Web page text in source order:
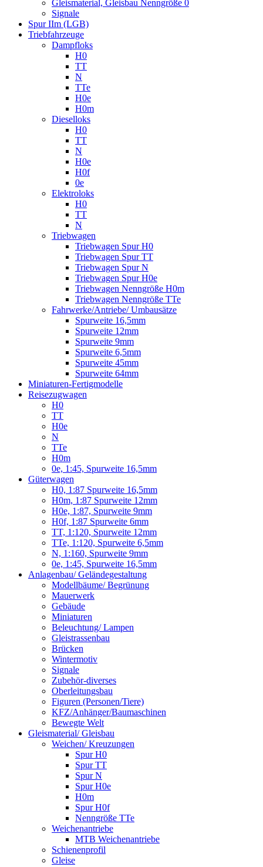
Gleismaterial, Gleisbau Nenngröße 0
Signale
Spur IIm (LGB)
Triebfahrzeuge
Dampfloks
H0
TT
N
TTe
H0e
H0m
Dieselloks
H0
TT
N
H0e
H0f
0e
Elektroloks
H0
TT
N
Triebwagen
Triebwagen Spur H0
Triebwagen Spur TT
Triebwagen Spur N
Triebwagen Spur H0e
Triebwagen Nenngröße H0m
Triebwagen Nenngröße TTe
Fahrwerke/Antriebe/ Umbausätze
Spurweite 16,5mm
Spurweite 12mm
Spurweite 9mm
Spurweite 6,5mm
Spurweite 45mm
Spurweite 64mm
Miniaturen-Fertigmodelle
Reisezugwagen
H0
TT
H0e
N
TTe
H0m
0e, 1:45, Spurweite 16,5mm
Güterwagen
H0, 1:87 Spurweite 16,5mm
H0m, 1:87 Spurweite 12mm
H0e, 1:87, Spurweite 9mm
H0f, 1:87 Spurweite 6mm
TT, 1:120, Spurweite 12mm
TTe, 1:120, Spurweite 6,5mm
N, 1:160, Spurweite 9mm
0e, 1:45, Spurweite 16,5mm
Anlagenbau/ Geländegestaltung
Modellbäume/ Begrünung
Mauerwerk
Gebäude
Miniaturen
Beleuchtung/ Lampen
Gleistrassenbau
Brücken
Wintermotiv
Signale
Zubehör-diverses
Oberleitungsbau
Figuren (Personen/Tiere)
KFZ/Anhänger/Baumaschinen
Bewegte Welt
Gleismaterial/ Gleisbau
Weichen/ Kreuzungen
Spur H0
Spur TT
Spur N
Spur H0e
H0m
Spur H0f
Nenngröße TTe
Weichenantriebe
MTB Weichenantriebe
Schienenprofil
Gleise